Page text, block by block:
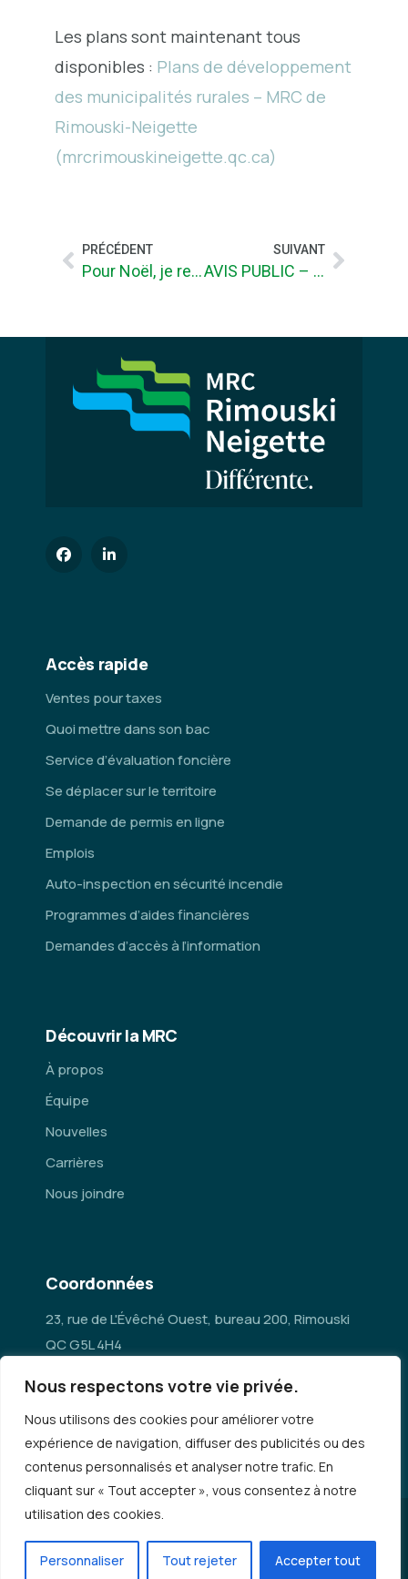
Nous respectons votre vie privée.
Nous utilisons des cookies pour améliorer votre
expérience de navigation, diffuser des publicités ou des
contenus personnalisés et analyser notre trafic. En
cliquant sur « Tout accepter », vous consentez à notre
utilisation des cookies.
Personnaliser Tout rejeter Accepter tout
Les plans sont maintenant tous
disponibles : Plans de développement
des municipalités rurales – MRC de
Rimouski-Neigette
(mrcrimouskineigette.qc.ca)
PRÉCÉDENT
Pour Noël, je recycle aussi mon ARBRE !
SUIVANT
AVIS PUBLIC – Assemblée publique sur un projet de règlement modifiant le Schéma d’aménagement et de développement
Accès rapide
Ventes pour taxes
Quoi mettre dans son bac
Service d’évaluation foncière
Se déplacer sur le territoire
Demande de permis en ligne
Emplois
Auto-inspection en sécurité incendie
Programmes d’aides financières
Demandes d’accès à l’information
Découvrir la MRC
À propos
Équipe
Nouvelles
Carrières
Nous joindre
Coordonnées
23, rue de L'Évêché Ouest, bureau 200, Rimouski
QC G5L 4H4
administration@mrc-rn.ca
418 724-5154
© Copyright 2026 - MRC Rimouski-Neigette |Politique de
confidentialité